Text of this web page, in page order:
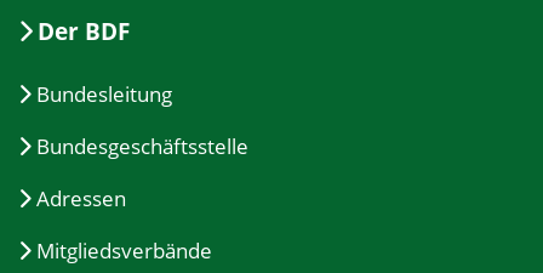
Der BDF
Bundesleitung
Bundesgeschäftsstelle
Adressen
Mitgliedsverbände